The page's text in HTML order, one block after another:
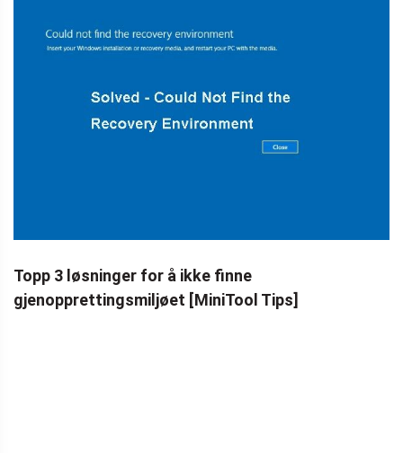
Topp 3 løsninger for å ikke finne
gjenopprettingsmiljøet [MiniTool Tips]